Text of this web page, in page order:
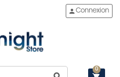
personConnexion
0